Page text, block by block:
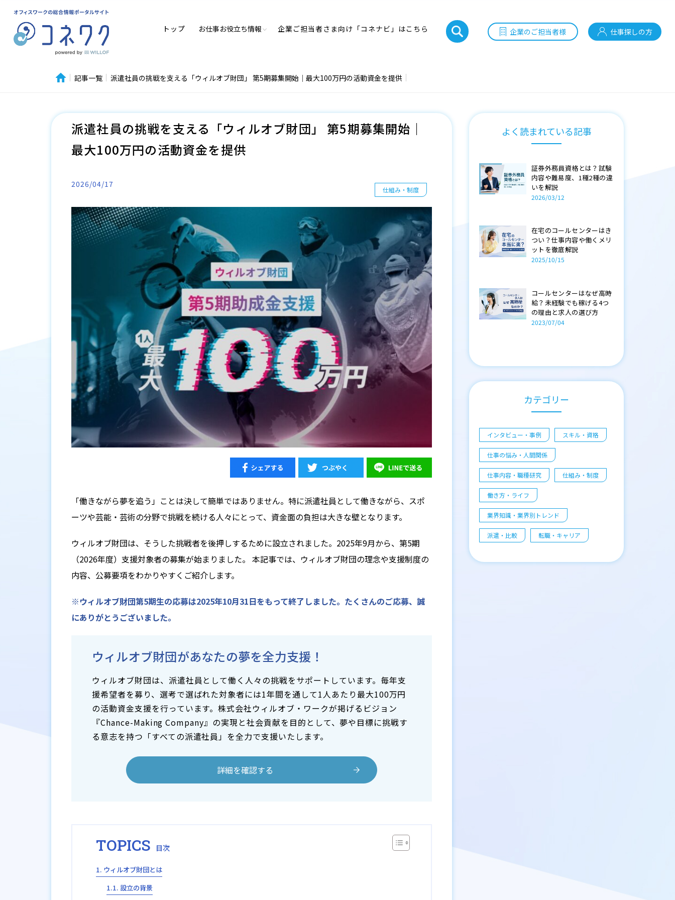
トップ お仕事お役立ち情報 企業ご担当者さま向け「コネナビ」はこちら 企業のご担当者様 仕事探しの方
記事一覧 派遣社員の挑戦を支える「ウィルオブ財団」 第5期募集開始｜最大100万円の活動資金を提供
派遣社員の挑戦を支える「ウィルオブ財団」 第5期募集開始｜
最大100万円の活動資金を提供
2026/04/17
仕組み・制度
「働きながら夢を追う」ことは決して簡単ではありません。特に派遣社員として働きながら、スポ
ーツや芸能・芸術の分野で挑戦を続ける人々にとって、資金面の負担は大きな壁となります。
ウィルオブ財団は、そうした挑戦者を後押しするために設立されました。2025年9月から、第5期
（2026年度）支援対象者の募集が始まりました。 本記事では、ウィルオブ財団の理念や支援制度の
内容、公募要項をわかりやすくご紹介します。
※ウィルオブ財団第5期生の応募は2025年10月31日をもって終了しました。たくさんのご応募、誠
にありがとうございました。
ウィルオブ財団があなたの夢を全力支援！
ウィルオブ財団は、派遣社員として働く人々の挑戦をサポートしています。毎年支
援希望者を募り、選考で選ばれた対象者には1年間を通して1人あたり最大100万円
の活動資金支援を行っています。株式会社ウィルオブ・ワークが掲げるビジョン
『Chance-Making Company』の実現と社会貢献を目的として、夢や目標に挑戦す
る意志を持つ「すべての派遣社員」を全力で支援いたします。
詳細を確認する
TOPICS
ウィルオブ財団とは
設立の背景
よく読まれている記事
証券外務員資格とは？試験
内容や難易度、1種2種の違
いを解説
2026/03/12
在宅のコールセンターはき
つい？仕事内容や働くメリ
ットを徹底解説
2025/10/15
コールセンターはなぜ高時
給？未経験でも稼げる4つ
の理由と求人の選び方
2023/07/04
カテゴリー
インタビュー・事例 スキル・資格
仕事の悩み・人間関係
仕事内容・職種研究 仕組み・制度
働き方・ライフ
業界知識・業界別トレンド
派遣・比較 転職・キャリア